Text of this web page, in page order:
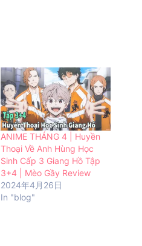
ANIME THÁNG 4 | Huyền
Thoại Về Anh Hùng Học
Sinh Cấp 3 Giang Hồ Tập
3+4 | Mèo Gầy Review
2024年4月26日
In "blog"